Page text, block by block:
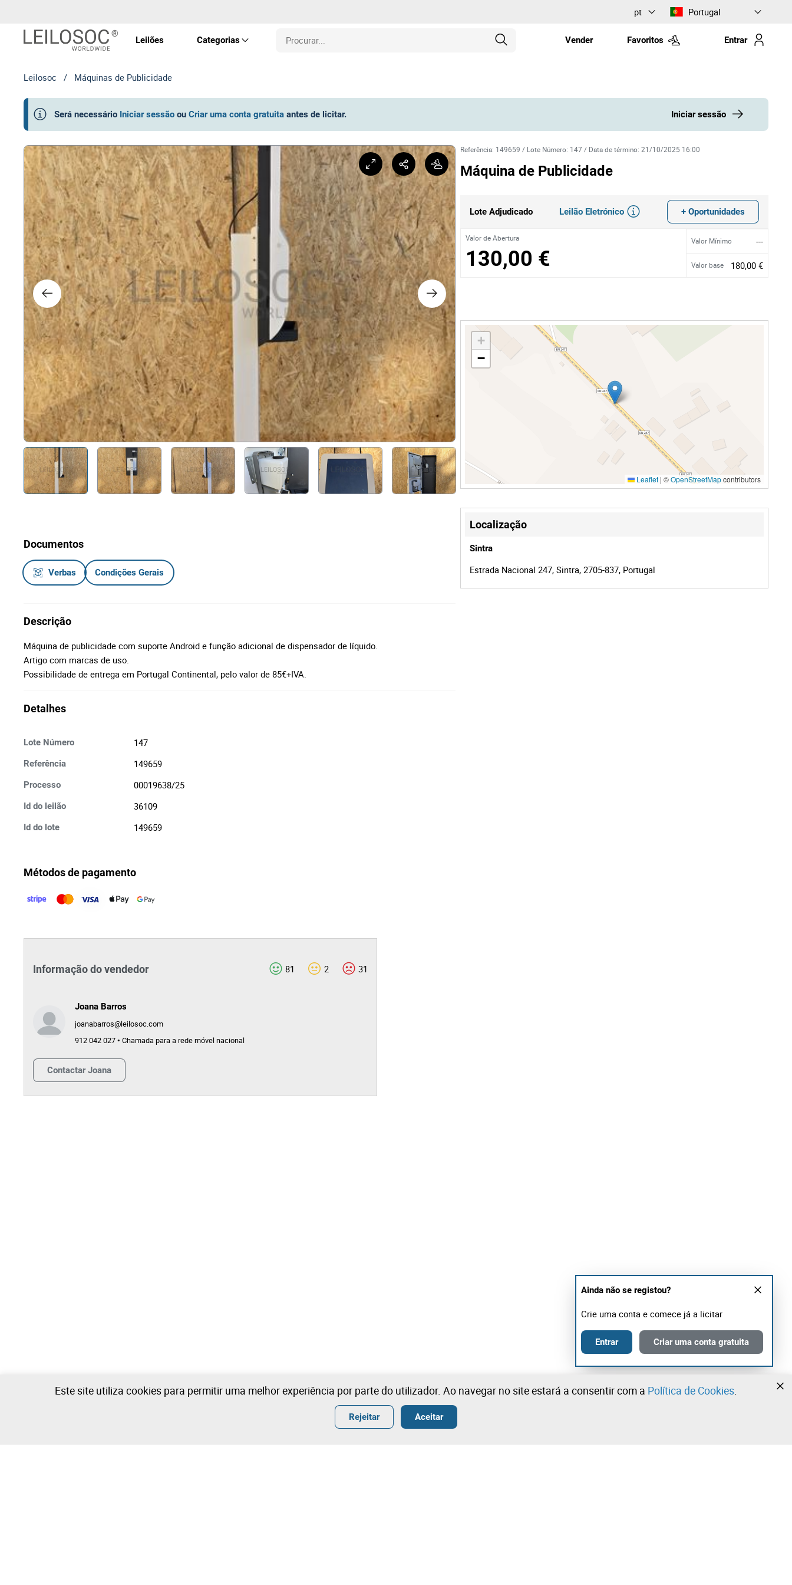
pt Portugal
Leilões Categorias
Veículos
Equipamentos
Maquinaria
Arte e Colecionáveis
Direitos
Tecnologia
Mobiliário e Decoração
Náutica
Outros
Vender Favoritos Entrar
Leilosoc / Máquinas de Publicidade
Será necessário Iniciar sessão ou Criar uma conta gratuita antes de licitar. Iniciar sessão
Documentos
Verbas Condições Gerais
Descrição
Máquina de publicidade com suporte Android e função adicional de dispensador de líquido.
Artigo com marcas de uso.
Possibilidade de entrega em Portugal Continental, pelo valor de 85€+IVA.
Detalhes
Lote Número 147
Referência 149659
Processo 00019638/25
Id do leilão 36109
Id do lote 149659
Referência: 149659 / Lote Número: 147 / Data de término:21/10/2025 16:00
Máquina de Publicidade
Lote Adjudicado Leilão Eletrónico + Oportunidades
Valor de Abertura
130,00 €
Valor Mínimo ---
Valor base 180,00 €
+
−
Leaflet | ©OpenStreetMapcontributors
Localização
Sintra
Estrada Nacional 247, Sintra, 2705-837, Portugal
Métodos de pagamento
Informação do vendedor 81 2 31
Joana Barros
joanabarros@leilosoc.com
912 042 027 • Chamada para a rede móvel nacional
Contactar Joana
Ainda não se registou?
Crie uma conta e comece já a licitar
Entrar Criar uma conta gratuita
Este site utiliza cookies para permitir uma melhor experiência por parte do utilizador. Ao navegar no site estará a consentir com a Política de Cookies.
Rejeitar Aceitar